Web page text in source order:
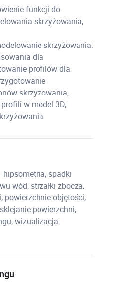
funkcji do
skrzyżowania,
skrzyżowania:
dla
profilów dla
skrzyżowania,
w model 3D,
spadki
wód, strzałki zbocza,
powierzchnie objętości,
powierzchni,
wizualizacja